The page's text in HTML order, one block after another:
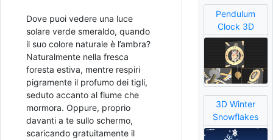
Dove puoi vedere una luce
solare verde smeraldo, quando
il suo colore naturale è l’ambra?
Naturalmente nella fresca
foresta estiva, mentre respiri
pigramente il profumo dei tigli,
seduto accanto al fiume che
mormora. Oppure, proprio
davanti a te sullo schermo,
scaricando gratuitamente il
Pendulum
Clock 3D
3D Winter
Snowflakes